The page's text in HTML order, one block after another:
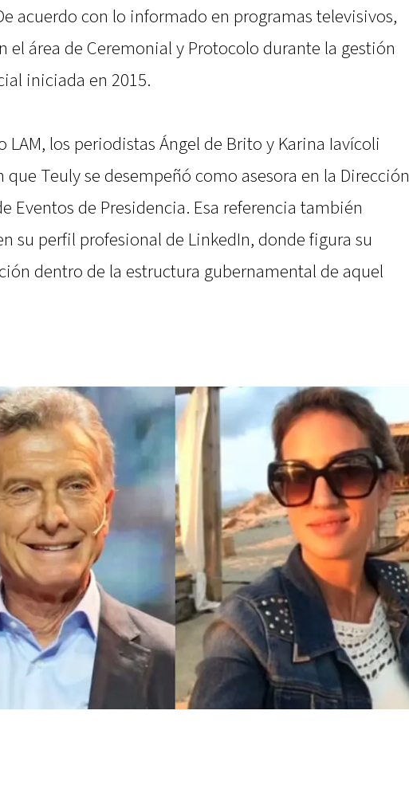
acuerdo con lo informado en programas televisivos,
el área de Ceremonial y Protocolo durante la gestión
iniciada en 2015.
LAM, los periodistas Ángel de Brito y Karina Iavícoli
que Teuly se desempeñó como asesora en la Dirección
Eventos de Presidencia. Esa referencia también
su perfil profesional de LinkedIn, donde figura su
dentro de la estructura gubernamental de aquel